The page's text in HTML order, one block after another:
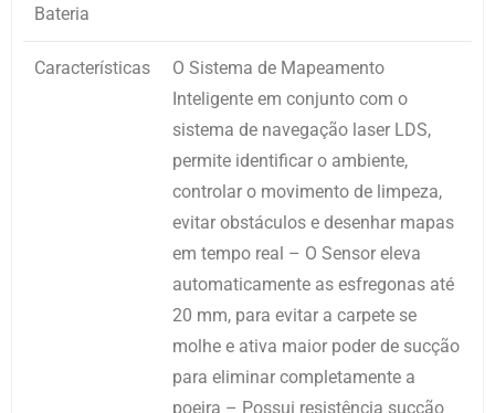
Bateria
Características
O Sistema de Mapeamento
Inteligente em conjunto com o
sistema de navegação laser LDS,
permite identificar o ambiente,
controlar o movimento de limpeza,
evitar obstáculos e desenhar mapas
em tempo real – O Sensor eleva
automaticamente as esfregonas até
20 mm, para evitar a carpete se
molhe e ativa maior poder de sucção
para eliminar completamente a
poeira – Possui resistência sucção